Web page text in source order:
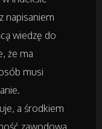
napisaniem
wiedzę do
że ma
musi
a środkiem
zawodowa.